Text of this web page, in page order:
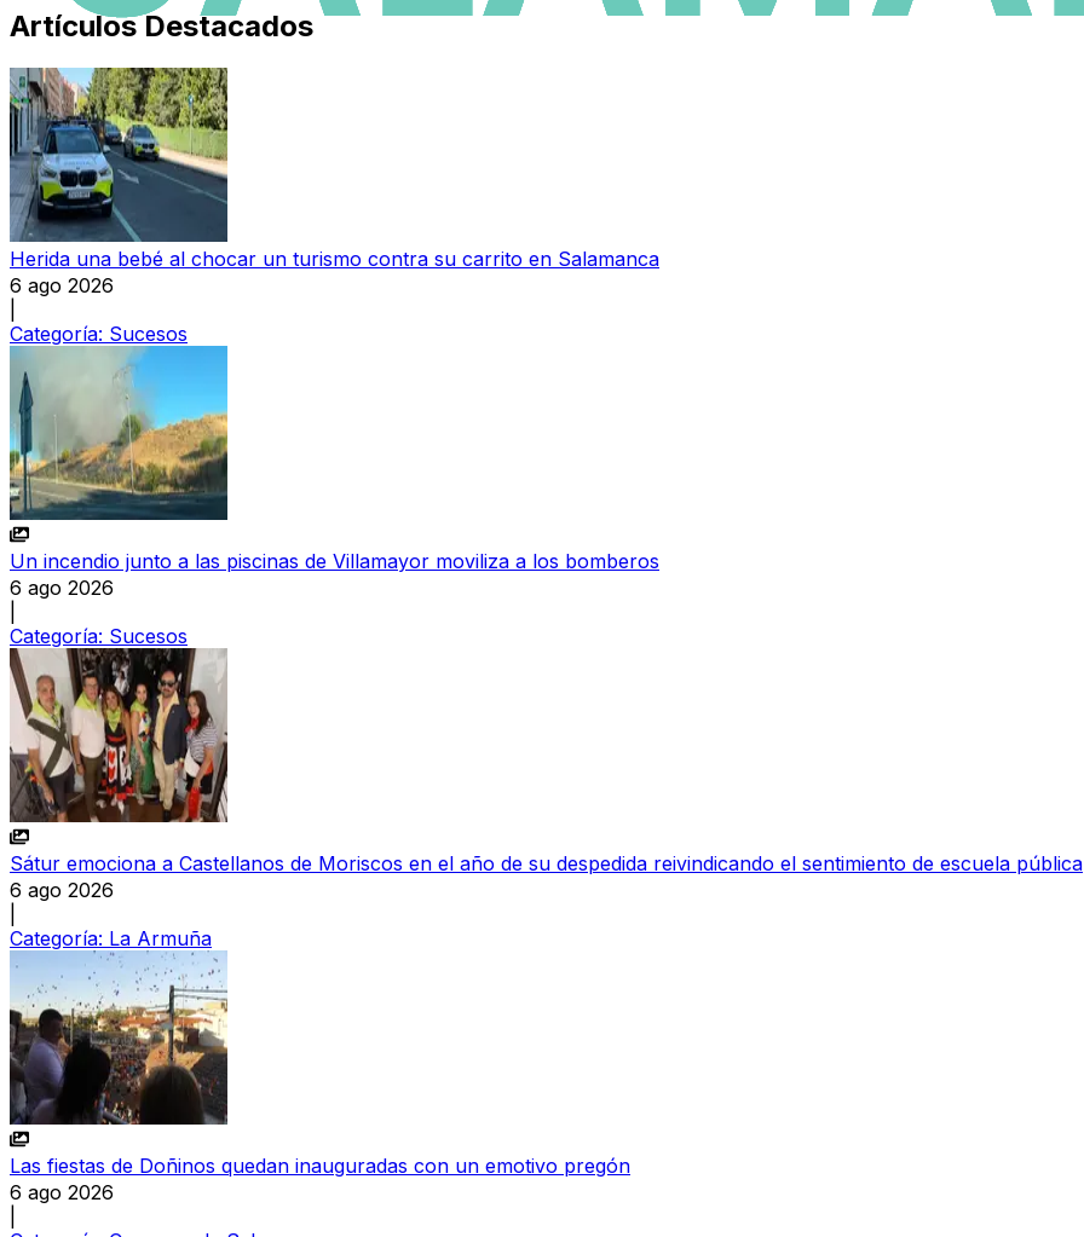
Artículos Destacados
Herida una bebé al chocar un turismo contra su carrito en Salamanca
6 ago 2026
Categoría: Sucesos
Un incendio junto a las piscinas de Villamayor moviliza a los bomberos
6 ago 2026
Categoría: Sucesos
Sátur emociona a Castellanos de Moriscos en el año de su despedida reivindicando el sentimiento de escuela pública
6 ago 2026
Categoría: La Armuña
Las fiestas de Doñinos quedan inauguradas con un emotivo pregón
6 ago 2026